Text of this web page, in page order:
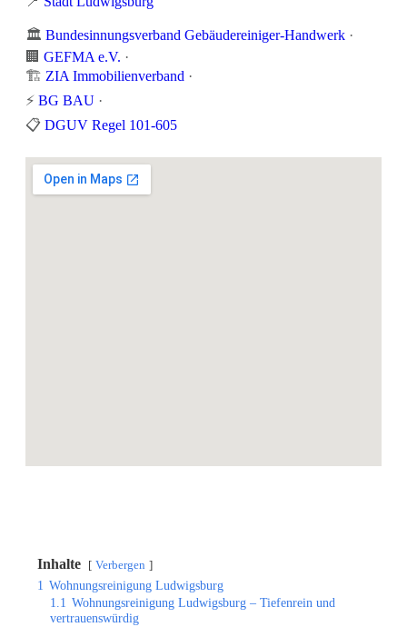
🏛️ Bundesinnungsverband Gebäudereiniger-Handwerk ·
🏢 GEFMA e.V. ·
🏗️ ZIA Immobilienverband ·
⚡ BG BAU ·
📋 DGUV Regel 101-605
Inhalte Verbergen
1 Wohnungsreinigung Ludwigsburg
1.1 Wohnungsreinigung Ludwigsburg – Tiefenrein und
vertrauenswürdig